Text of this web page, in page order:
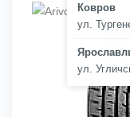
Ковров
ул.
ул.